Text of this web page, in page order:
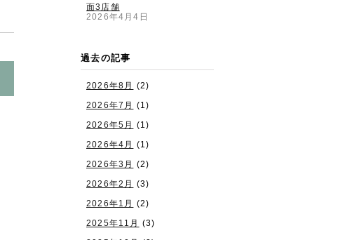
面3店舗
2026年4月4日
過去の記事
2026年8月
(2)
2026年7月
(1)
2026年5月
(1)
2026年4月
(1)
2026年3月
(2)
2026年2月
(3)
2026年1月
(2)
2025年11月
(3)